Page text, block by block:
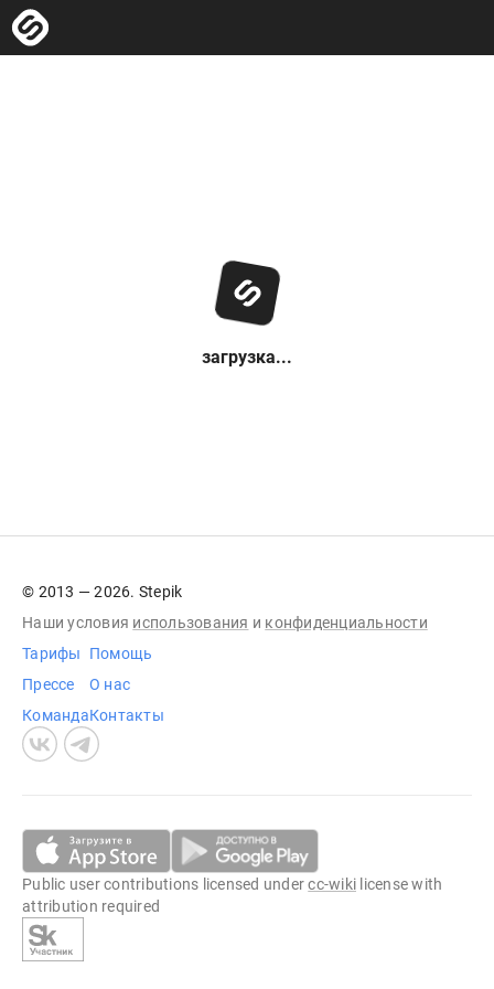
загрузка...
© 2013 — 2026. Stepik
Наши условия использования и конфиденциальности
Тарифы
Прессе
Команда
Помощь
О нас
Контакты
Public user contributions licensed undercc-wiki license with
attribution required